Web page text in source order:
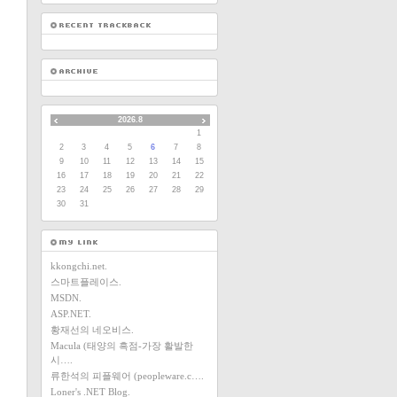
2026.8
1
2
3 4 5 6 7
8
9
10 11 12 13 14
15
16
17 18 19 20 21
22
23
24 25 26 27 28
29
30
31
kkongchi.net.
스마트플레이스.
MSDN.
ASP.NET.
황재선의 네오비스.
Macula (태양의 흑점-가장 활발한
시….
류한석의 피플웨어 (peopleware.c….
Loner's .NET Blog.